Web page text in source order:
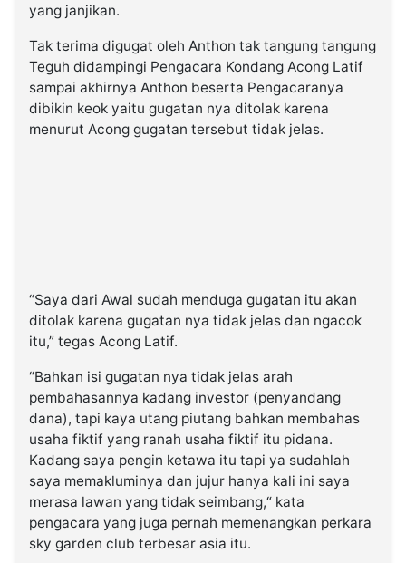
yang janjikan.
Tak terima digugat oleh Anthon tak tangung tangung
Teguh didampingi Pengacara Kondang Acong Latif
sampai akhirnya Anthon beserta Pengacaranya
dibikin keok yaitu gugatan nya ditolak karena
menurut Acong gugatan tersebut tidak jelas.
“Saya dari Awal sudah menduga gugatan itu akan
ditolak karena gugatan nya tidak jelas dan ngacok
itu,” tegas Acong Latif.
“Bahkan isi gugatan nya tidak jelas arah
pembahasannya kadang investor (penyandang
dana), tapi kaya utang piutang bahkan membahas
usaha fiktif yang ranah usaha fiktif itu pidana.
Kadang saya pengin ketawa itu tapi ya sudahlah
saya memakluminya dan jujur hanya kali ini saya
merasa lawan yang tidak seimbang,“ kata
pengacara yang juga pernah memenangkan perkara
sky garden club terbesar asia itu.